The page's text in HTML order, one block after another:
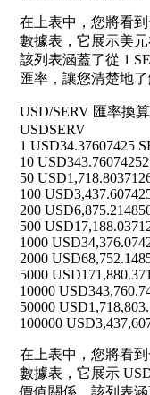
在上表中，您將看
數據表，它展示美
該列表涵蓋了從 1
匯率，讓您清楚地
USD/SERV 匯率換
USDSERV
1 USD34.37607425
10 USD
50 USD
100 USD
200 USD
500 USD
1000 USD
2000 USD
5000 USD
10000 USD
50000 USD
100000 USD
在上表中，您將看
數據表，它展示